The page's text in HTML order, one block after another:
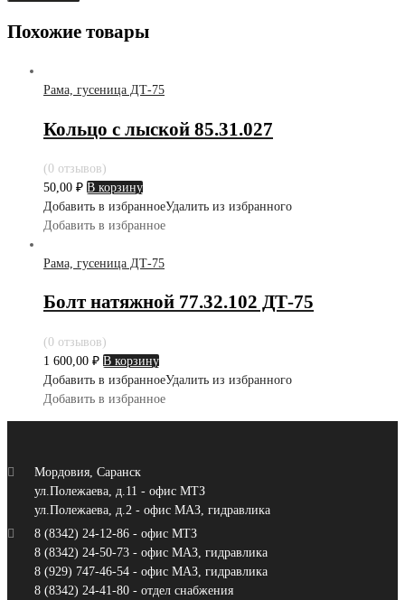
Похожие товары
Рама, гусеница ДТ-75
Кольцо с лыской 85.31.027
(0 отзывов)
50,00 ₽ В корзину
Добавить в избранноеУдалить из избранного
Добавить в избранное
Рама, гусеница ДТ-75
Болт натяжной 77.32.102 ДТ-75
(0 отзывов)
1 600,00 ₽ В корзину
Добавить в избранноеУдалить из избранного
Добавить в избранное
Мордовия, Саранск
ул.Полежаева, д.11 - офис МТЗ
ул.Полежаева, д.2 - офис МАЗ, гидравлика
8 (8342) 24-12-86 - офис МТЗ
8 (8342) 24-50-73 - офис МАЗ, гидравлика
8 (929) 747-46-54 - офис МАЗ, гидравлика
8 (8342) 24-41-80 - отдел снабжения